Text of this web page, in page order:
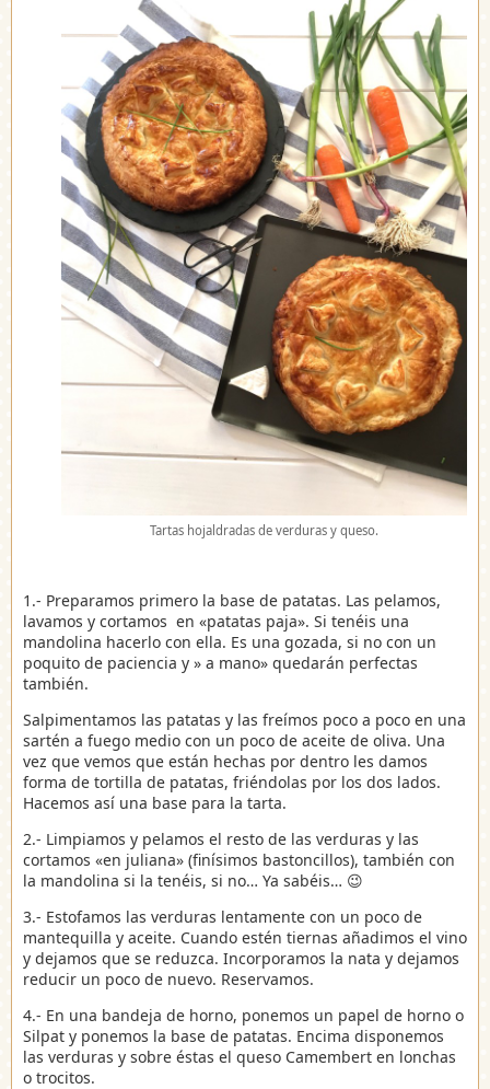
Tartas hojaldradas de verduras y queso.
1.- Preparamos primero la base de patatas. Las pelamos,
lavamos y cortamos en «patatas paja». Si tenéis una
mandolina hacerlo con ella. Es una gozada, si no con un
poquito de paciencia y » a mano» quedarán perfectas
también.
Salpimentamos las patatas y las freímos poco a poco en una
sartén a fuego medio con un poco de aceite de oliva. Una
vez que vemos que están hechas por dentro les damos
forma de tortilla de patatas, friéndolas por los dos lados.
Hacemos así una base para la tarta.
2.- Limpiamos y pelamos el resto de las verduras y las
cortamos «en juliana» (finísimos bastoncillos), también con
la mandolina si la tenéis, si no… Ya sabéis… 😉
3.- Estofamos las verduras lentamente con un poco de
mantequilla y aceite. Cuando estén tiernas añadimos el vino
y dejamos que se reduzca. Incorporamos la nata y dejamos
reducir un poco de nuevo. Reservamos.
4.- En una bandeja de horno, ponemos un papel de horno o
Silpat y ponemos la base de patatas. Encima disponemos
las verduras y sobre éstas el queso Camembert en lonchas
o trocitos.